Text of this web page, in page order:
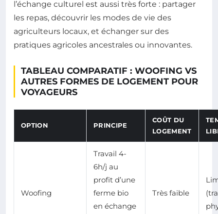
l’échange culturel est aussi très forte : partager
les repas, découvrir les modes de vie des
agriculteurs locaux, et échanger sur des
pratiques agricoles ancestrales ou innovantes.
TABLEAU COMPARATIF : WOOFING VS
AUTRES FORMES DE LOGEMENT POUR
VOYAGEURS
OPTION PRINCIPE
COÛT DU
LOGEMENT
Woofing
Travail 4-
6h/j au
profit d’une
ferme bio
en échange
Très faible